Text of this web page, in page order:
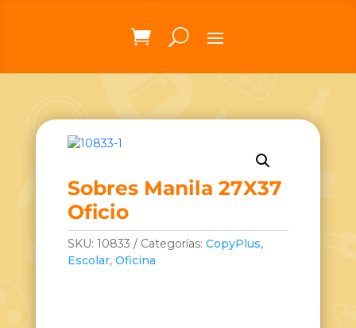
Sobres Manila 27X37
Oficio
SKU: 10833 Categorías: CopyPlus,
Escolar, Oficina